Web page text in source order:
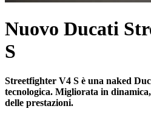
Nuovo Ducati
S
Streetfighter V4 S è una naked
tecnologica. Migliorata in
delle prestazioni.